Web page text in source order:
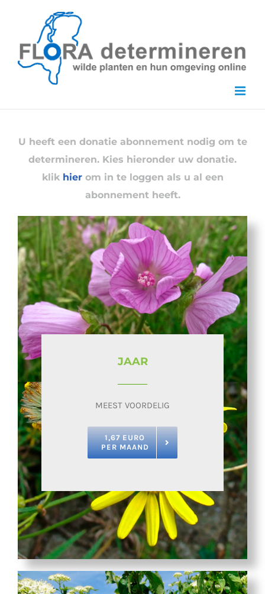
content
U heeft een donatie abonnement nodig om te
determineren. Kies hieronder uw donatie.
klik hierom in te loggen als u al een
abonnement heeft.
JAAR
MEEST VOORDELIG
1,67 EURO
PER MAAND